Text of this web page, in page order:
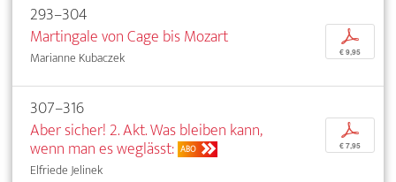
293–304
Martingale von Cage bis Mozart
Marianne Kubaczek
p
€ 9,95
307–316
Aber sicher! 2. Akt. Was bleiben kann,
wenn man es weglässt: ABO
Elfriede Jelinek
p
€ 7,95